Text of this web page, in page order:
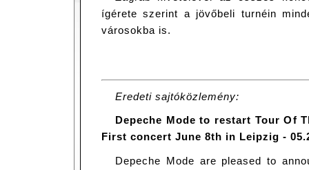
ígérete szerint a jövőbeli turnéin
városokba is.
Eredeti sajtóközlemény:
Depeche Mode to restart Tour Of
First concert June 8th in Leipzig -
Depeche Mode are pleased to